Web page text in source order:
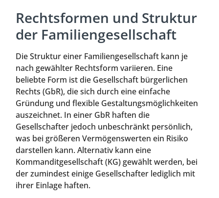
Rechtsformen und Struktur
der Familiengesellschaft
Die Struktur einer Familiengesellschaft kann je
nach gewählter Rechtsform variieren. Eine
beliebte Form ist die Gesellschaft bürgerlichen
Rechts (GbR), die sich durch eine einfache
Gründung und flexible Gestaltungsmöglichkeiten
auszeichnet. In einer GbR haften die
Gesellschafter jedoch unbeschränkt persönlich,
was bei größeren Vermögenswerten ein Risiko
darstellen kann. Alternativ kann eine
Kommanditgesellschaft (KG) gewählt werden, bei
der zumindest einige Gesellschafter lediglich mit
ihrer Einlage haften.